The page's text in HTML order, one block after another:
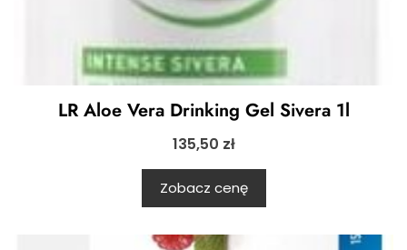
LR Aloe Vera Drinking Gel Sivera 1l
135,50 zł
Zobacz cenę